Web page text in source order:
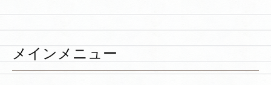
メインメニュー